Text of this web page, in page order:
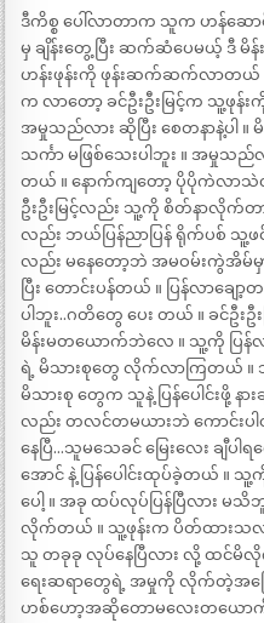
ဒီကိစ္စ ပေါ်လာတာက သူက ဟန်ဆောင်
မှ ချိန်းတွေ့ပြီး ဆက်ဆံပေမယ့် ဒီ မိ
ဟန်းဖုန်းကို ဖုန်းဆက်ဆက်လာတယ် ။
က လာတော့ ခင်ဦးဦးမြင့်က သူ့ဖုန်း
အမှုသည်လား ဆိုပြီး စေတနာနဲ့ပါ ။
သင်္ကာ မဖြစ်သေးပါဘူး ။ အမှုသ
တယ် ။ နောက်ကျတော့ ပိုပိုကဲလာသဲလာ
ဦးဦးမြင့်လည်း သူ့ကို စိတ်နာလိုက်တာ
လည်း ဘယ်ပြန်ညာပြန် ရိုက်ပစ် သူ့
လည်း မနေတော့ဘဲ အမဝမ်းကွဲအိမ်
ပြီး တောင်းပန်တယ် ။ ပြန်လာခ
ပါဘူး..ဂတိတွေ ပေး တယ် ။ ခင်ဦ
မိန်းမတယောက်ဘဲလေ ။ သူ့ကို ပြန်လ
ရဲ့ မိသားစုတွေ လိုက်လာကြတယ် ။ သူ
မိသားစု တွေက သူနဲ့ ပြန်ပေါင်းဖို့ နာ
လည်း တလင်တမယားဘဲ ကောင်းပါ
နေပြီ…သူမသေခင် မြေးလေး ချီ
အောင် နဲ့ ပြန်ပေါင်းထုပ်ခဲ့တယ်
ပေါ့ ။ အခု ထပ်လုပ်ပြန်ပြီလား မသိ
လိုက်တယ် ။ သူ့ဖုန်းက ပိတ်ထားသလာ
သူ တခုခု လုပ်နေပြီလား လို့ ထင်
ရေးဆရာတွေရဲ့ အမှုကို လိုက်တဲ့အကြ
ဟစ်ဟော့အဆိုတောမလေးတယောက်နဲ့